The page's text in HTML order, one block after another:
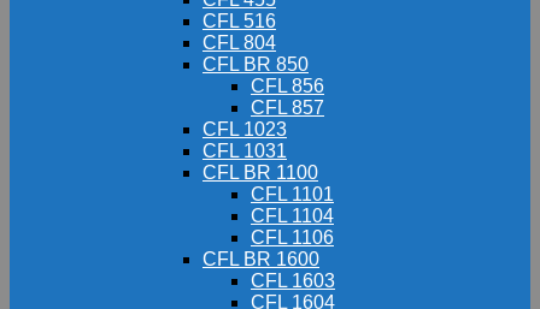
CFL 516
CFL 804
CFL BR 850
CFL 856
CFL 857
CFL 1023
CFL 1031
CFL BR 1100
CFL 1101
CFL 1104
CFL 1106
CFL BR 1600
CFL 1603
CFL 1604